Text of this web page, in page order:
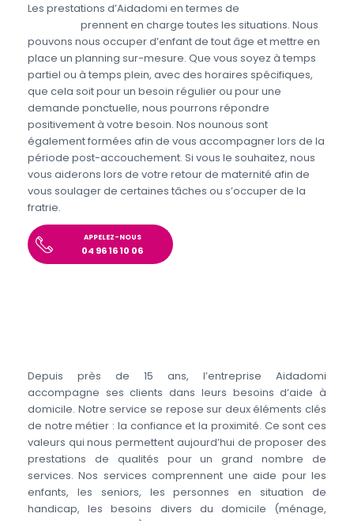
Les prestations d’Aidadomi en termes de
prennent en charge toutes les situations. Nous
pouvons nous occuper d’enfant de tout âge et mettre en
place un planning sur-mesure. Que vous soyez à temps
partiel ou à temps plein, avec des horaires spécifiques,
que cela soit pour un besoin régulier ou pour une
demande ponctuelle, nous pourrons répondre
positivement à votre besoin. Nos nounous sont
également formées afin de vous accompagner lors de la
période post-accouchement. Si vous le souhaitez, nous
vous aiderons lors de votre retour de maternité afin de
vous soulager de certaines tâches ou s’occuper de la
fratrie.
APPELEZ-NOUS
04 96 16 10 06
Depuis près de 15 ans, l’entreprise Aidadomi
accompagne ses clients dans leurs besoins d’aide à
domicile. Notre service se repose sur deux éléments clés
de notre métier : la confiance et la proximité. Ce sont ces
valeurs qui nous permettent aujourd’hui de proposer des
prestations de qualités pour un grand nombre de
services. Nos services comprennent une aide pour les
enfants, les seniors, les personnes en situation de
handicap, les besoins divers du domicile (ménage,